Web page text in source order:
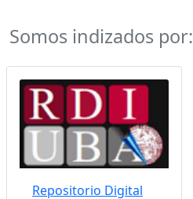
Somos indizados por:
Repositorio Digital